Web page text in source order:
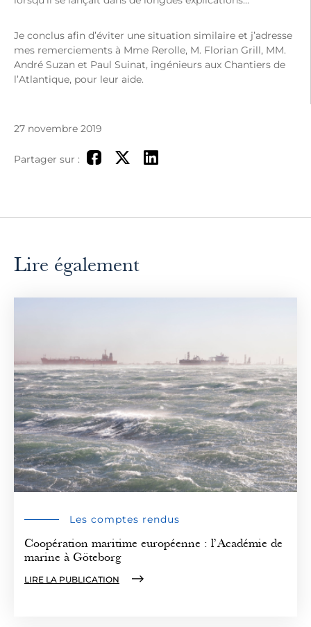
Je conclus afin d’éviter une situation similaire et j’adresse
mes remerciements à Mme Rerolle, M. Florian Grill, MM.
André Suzan et Paul Suinat, ingénieurs aux Chantiers de
l’Atlantique, pour leur aide.
27 novembre 2019
Partager sur :
Lire également
Les comptes rendus
Coopération maritime européenne : l’Académie de
marine à Göteborg
LIRE LA PUBLICATION